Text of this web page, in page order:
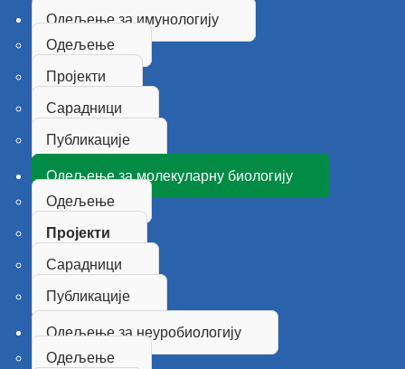
Одељење за имунологију
Одељење
Пројекти
Сарадници
Публикације
Одељење за молекуларну биологију
Одељење
Пројекти
Сарадници
Публикације
Одељење за неуробиологију
Одељење